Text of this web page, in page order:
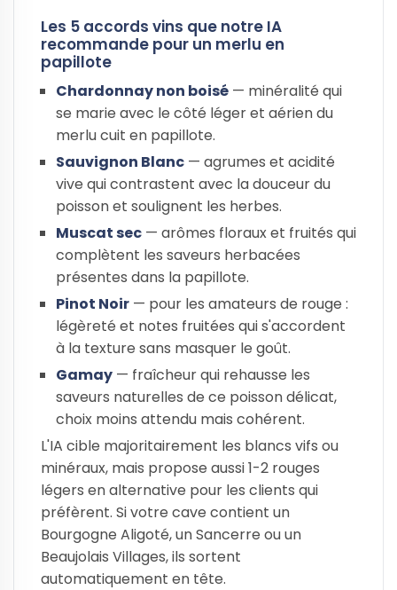
Les 5 accords vins que notre IA
recommande pour un merlu en
papillote
Chardonnay non boisé — minéralité qui
se marie avec le côté léger et aérien du
merlu cuit en papillote.
Sauvignon Blanc — agrumes et acidité
vive qui contrastent avec la douceur du
poisson et soulignent les herbes.
Muscat sec — arômes floraux et fruités qui
complètent les saveurs herbacées
présentes dans la papillote.
Pinot Noir — pour les amateurs de rouge :
légèreté et notes fruitées qui s'accordent
à la texture sans masquer le goût.
Gamay — fraîcheur qui rehausse les
saveurs naturelles de ce poisson délicat,
choix moins attendu mais cohérent.
L'IA cible majoritairement les blancs vifs ou
minéraux, mais propose aussi 1-2 rouges
légers en alternative pour les clients qui
préfèrent. Si votre cave contient un
Bourgogne Aligoté, un Sancerre ou un
Beaujolais Villages, ils sortent
automatiquement en tête.